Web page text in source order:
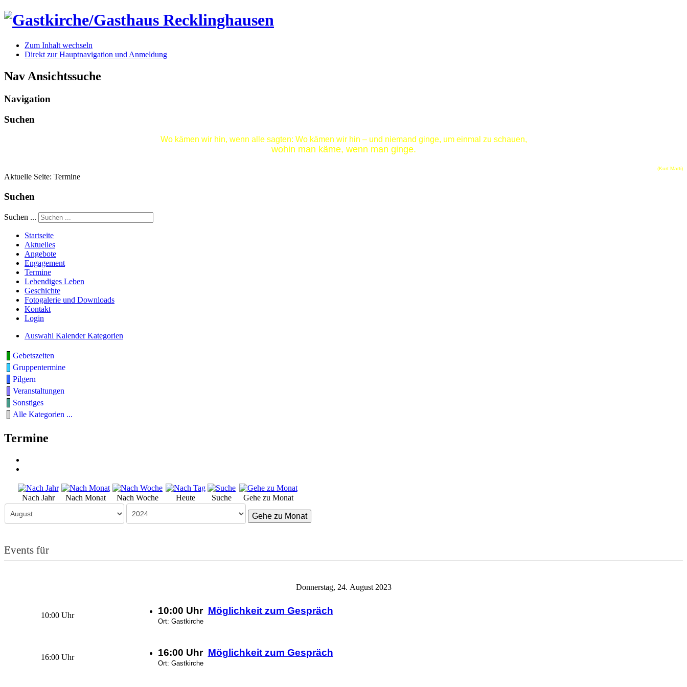
Zum Inhalt wechseln
Direkt zur Hauptnavigation und Anmeldung
Nav Ansichtssuche
Navigation
Suchen
Wo kämen wir hin, wenn alle sagten: Wo kämen wir hin – und niemand ginge, um einmal zu schauen,
wohin man käme, wenn man ginge.
(Kurt Marti)
Aktuelle Seite: Termine
Suchen
Suchen ...
Startseite
Aktuelles
Angebote
Engagement
Termine
Lebendiges Leben
Geschichte
Fotogalerie und Downloads
Kontakt
Login
Auswahl Kalender Kategorien
Gebetszeiten
Gruppentermine
Pilgern
Veranstaltungen
Sonstiges
Alle Kategorien ...
Termine
Nach Jahr Nach Monat Nach Woche Heute Suche Gehe zu Monat
Gehe zu Monat
Events für
Donnerstag, 24. August 2023
10:00 Uhr 10:00 Uhr Möglichkeit zum Gespräch
Ort: Gastkirche
16:00 Uhr 16:00 Uhr Möglichkeit zum Gespräch
Ort: Gastkirche